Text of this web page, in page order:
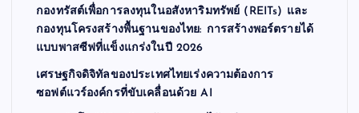
กองทรัสต์เพื่อการลงทุนในอสังหาริมทรัพย์ (REITs) และ
กองทุนโครงสร้างพื้นฐานของไทย: การสร้างพอร์ตรายได้
แบบพาสซีฟที่แข็งแกร่งในปี 2026
เศรษฐกิจดิจิทัลของประเทศไทยเร่งความต้องการ
ซอฟต์แวร์องค์กรที่ขับเคลื่อนด้วย AI